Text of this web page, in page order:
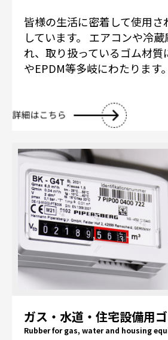
皆様の生活に密着して使用さ
しています。 エアコンや冷
れ、取り扱っているゴム材質
やEPDM等多岐にわたります。
ガス・水道・住宅設備用
Rubber for gas, water and housing